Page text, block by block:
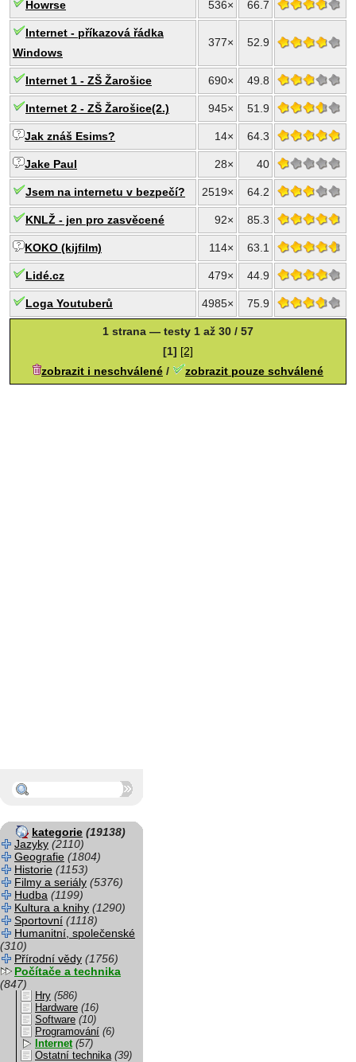
Howrse 536× 66.7
Internet - příkazová řádka
Windows
377× 52.9
Internet 1 - ZŠ Žarošice 690× 49.8
Internet 2 - ZŠ Žarošice(2.) 945× 51.9
Jak znáš Esims? 14× 64.3
Jake Paul 28× 40
Jsem na internetu v bezpečí? 2519× 64.2
KNLŽ - jen pro zasvěcené 92× 85.3
KOKO (kijfilm) 114× 63.1
Lidé.cz 479× 44.9
Loga Youtuberů 4985× 75.9
1 strana — testy 1 až 30 / 57
[1] [2]
zobrazit i neschválené / zobrazit pouze schválené
kategorie (19138)
Jazyky (2110)
Geografie (1804)
Historie (1153)
Filmy a seriály (5376)
Hudba (1199)
Kultura a knihy (1290)
Sportovní (1118)
Humanitní, společenské
(310)
Přírodní vědy (1756)
Počítače a technika
(847)
Hry (586)
Hardware (16)
Software (10)
Programování (6)
Internet (57)
Ostatní technika (39)